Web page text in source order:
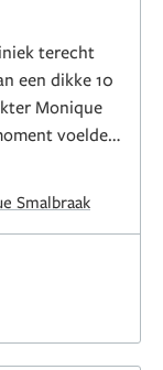
terecht
een dikke 10
Monique
voelde
is
tot in de
echt de
de juiste
van de
Smalbraak